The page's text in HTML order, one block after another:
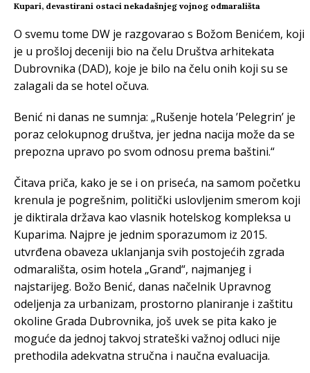
Kupari, devastirani ostaci nekadašnjeg vojnog odmarališta
O svemu tome DW je razgovarao s Božom Benićem, koji
je u prošloj deceniji bio na čelu Društva arhitekata
Dubrovnika (DAD), koje je bilo na čelu onih koji su se
zalagali da se hotel očuva.
Benić ni danas ne sumnja: „Rušenje hotela ’Pelegrin’ je
poraz celokupnog društva, jer jedna nacija može da se
prepozna upravo po svom odnosu prema baštini.“
Čitava priča, kako je se i on priseća, na samom početku
krenula je pogrešnim, politički uslovljenim smerom koji
je diktirala država kao vlasnik hotelskog kompleksa u
Kuparima. Najpre je jednim sporazumom iz 2015.
utvrđena obaveza uklanjanja svih postojećih zgrada
odmarališta, osim hotela „Grand“, najmanjeg i
najstarijeg. Božo Benić, danas načelnik Upravnog
odeljenja za urbanizam, prostorno planiranje i zaštitu
okoline Grada Dubrovnika, još uvek se pita kako je
moguće da jednoj takvoj strateški važnoj odluci nije
prethodila adekvatna stručna i naučna evaluacija.